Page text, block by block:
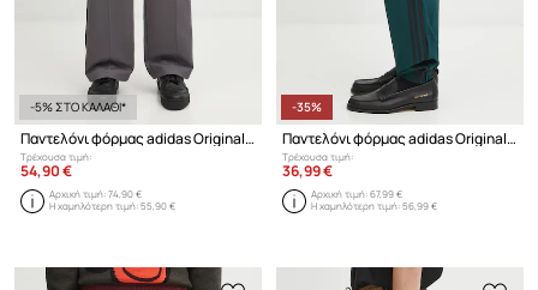
-5% ΣΤΟ ΚΑΛΑΘΙ*
Παντελόνι φόρμας adidas Originals Baggy Tp
Τρέχουσα τιμή:
54,90 €
Αρχική τιμή:74,90 €
Η χαμηλότερη τιμή:55,90 €
-35%
Παντελόνι φόρμας adidas Originals Firebird Pants
Τρέχουσα τιμή:
36,99 €
Αρχική τιμή:67,99 €
Η χαμηλότερη τιμή:56,99 €